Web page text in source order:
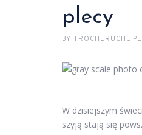
plecy
BY TROCHERUCHU.PL
W dzisiejszym
szyją stają się